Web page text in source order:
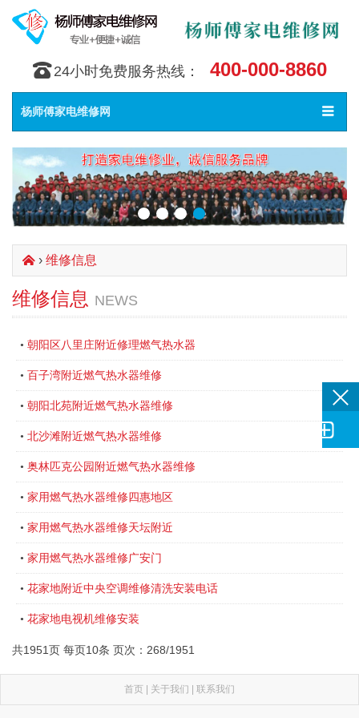
󰇯 24小时免费服务热线： 400-000-8860
Toggle
󰀥
杨师傅家电维修网
󰄫 › 维修信息
维修信息 NEWS
• 朝阳区八里庄附近修理燃气热水器
• 百子湾附近燃气热水器维修
• 朝阳北苑附近燃气热水器维修
• 北沙滩附近燃气热水器维修
• 奥林匹克公园附近燃气热水器维修
• 家用燃气热水器维修四惠地区
• 家用燃气热水器维修天坛附近
• 家用燃气热水器维修广安门
• 花家地附近中央空调维修清洗安装电话
• 花家地电视机维修安装
共1951页 每页10条 页次：268/1951
首页 | 关于我们 | 联系我们
